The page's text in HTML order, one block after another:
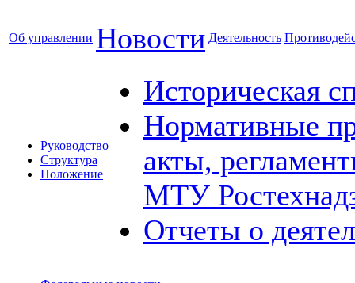
Об управлении Новости Деятельность
Руководство
Структура
Положение
Историческая
Нормативные
акты,
МТУ
Отчеты о